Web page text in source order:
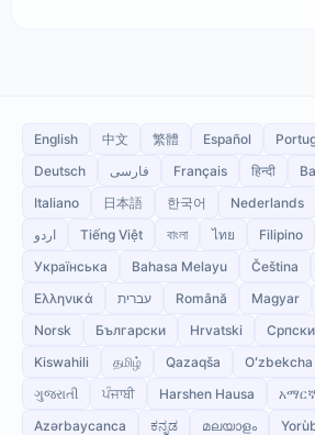
English 中文 繁體 Español
Deutsch
فارسی Français हिन्दी
Italiano
日本語 한국어 Nederlands
اردو
Tiếng Việt বাংলা ไทย Filipino
Українська
Bahasa Melayu Čeština
Ελληνικά
עברית Română Magyar
Norsk
Български Hrvatski Српски
Kiswahili
தமிழ் Qazaqša Oʻzbekcha
ગુજરાતી
ਪੰਜਾਬੀ Harshen Hausa አማርኛ
Azərbaycanca
ಕನ್ನಡ മലയാളം